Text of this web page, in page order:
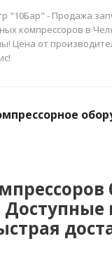
"10Бар" - Продажа
компрессоров в
Цена от
Доступные